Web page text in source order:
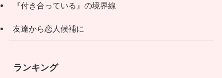
『付き合っている』の境界線
友達から恋人候補に
ランキング